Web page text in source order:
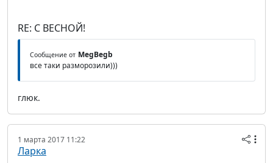
RE: С ВЕСНОЙ!
Сообщение от MegBegb
все таки разморозили)))
глюк.
1 марта 2017 11:22
Ларка